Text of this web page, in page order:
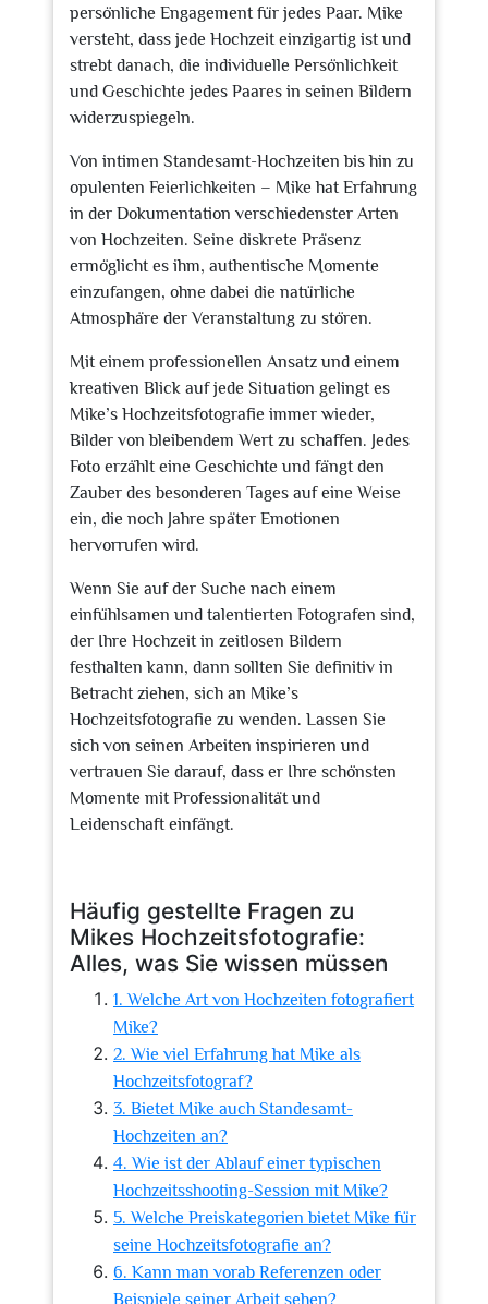
persönliche Engagement für jedes Paar. Mike
versteht, dass jede Hochzeit einzigartig ist und
strebt danach, die individuelle Persönlichkeit
und Geschichte jedes Paares in seinen Bildern
widerzuspiegeln.
Von intimen Standesamt-Hochzeiten bis hin zu
opulenten Feierlichkeiten – Mike hat Erfahrung
in der Dokumentation verschiedenster Arten
von Hochzeiten. Seine diskrete Präsenz
ermöglicht es ihm, authentische Momente
einzufangen, ohne dabei die natürliche
Atmosphäre der Veranstaltung zu stören.
Mit einem professionellen Ansatz und einem
kreativen Blick auf jede Situation gelingt es
Mike’s Hochzeitsfotografie immer wieder,
Bilder von bleibendem Wert zu schaffen. Jedes
Foto erzählt eine Geschichte und fängt den
Zauber des besonderen Tages auf eine Weise
ein, die noch Jahre später Emotionen
hervorrufen wird.
Wenn Sie auf der Suche nach einem
einfühlsamen und talentierten Fotografen sind,
der Ihre Hochzeit in zeitlosen Bildern
festhalten kann, dann sollten Sie definitiv in
Betracht ziehen, sich an Mike’s
Hochzeitsfotografie zu wenden. Lassen Sie
sich von seinen Arbeiten inspirieren und
vertrauen Sie darauf, dass er Ihre schönsten
Momente mit Professionalität und
Leidenschaft einfängt.
Häufig gestellte Fragen zu
Mikes Hochzeitsfotografie:
Alles, was Sie wissen müssen
1. Welche Art von Hochzeiten fotografiert
Mike?
2. Wie viel Erfahrung hat Mike als
Hochzeitsfotograf?
3. Bietet Mike auch Standesamt-
Hochzeiten an?
4. Wie ist der Ablauf einer typischen
Hochzeitsshooting-Session mit Mike?
5. Welche Preiskategorien bietet Mike für
seine Hochzeitsfotografie an?
6. Kann man vorab Referenzen oder
Beispiele seiner Arbeit sehen?